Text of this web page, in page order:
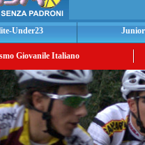
Under23
Giovanile Italiano